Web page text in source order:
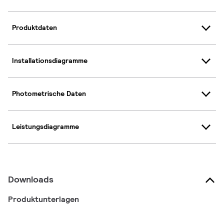
Produktdaten
Installationsdiagramme
Photometrische Daten
Leistungsdiagramme
Downloads
Produktunterlagen